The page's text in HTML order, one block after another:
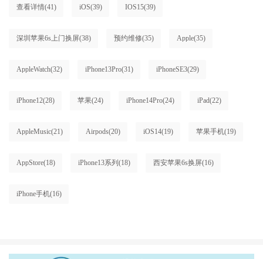
查看详情(41) iOS(39) IOS15(39)
深圳苹果6s上门换屏(38) 预约维修(35) Apple(35)
AppleWatch(32) iPhone13Pro(31) iPhoneSE3(29)
iPhone12(28) 苹果(24) iPhone14Pro(24) iPad(22)
AppleMusic(21) Airpods(20) iOS14(19) 苹果手机(19)
AppStore(18) iPhone13系列 (18) 西安苹果6s换屏(16)
iPhone手机(16)